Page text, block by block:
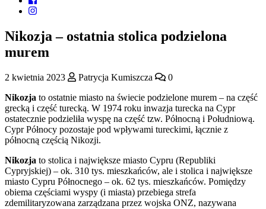
Nikozja – ostatnia stolica podzielona
murem
2 kwietnia 2023 Patrycja Kumiszcza
0
Nikozja to ostatnie miasto na świecie podzielone murem – na część
grecką i część turecką. W 1974 roku inwazja turecka na Cypr
ostatecznie podzieliła wyspę na część tzw. Północną i Południową.
Cypr Północy pozostaje pod wpływami tureckimi, łącznie z
północną częścią Nikozji.
Nikozja to stolica i największe miasto Cypru (Republiki
Cypryjskiej) – ok. 310 tys. mieszkańców, ale i stolica i największe
miasto Cypru Północnego – ok. 62 tys. mieszkańców. Pomiędzy
obiema częściami wyspy (i miasta) przebiega strefa
zdemilitaryzowana zarządzana przez wojska ONZ, nazywana